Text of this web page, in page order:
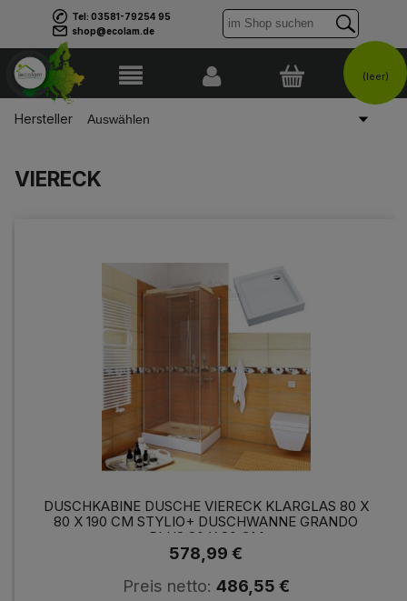
Tel: 03581-79254 95
shop@ecolam.de
(leer)
Hersteller
VIERECK
DUSCHKABINE DUSCHE VIERECK KLARGLAS 80 X
80 X 190 CM STYLIO+ DUSCHWANNE GRANDO
PLUS 80 X 80 CM
578,99 €
Preis netto: 486,55 €